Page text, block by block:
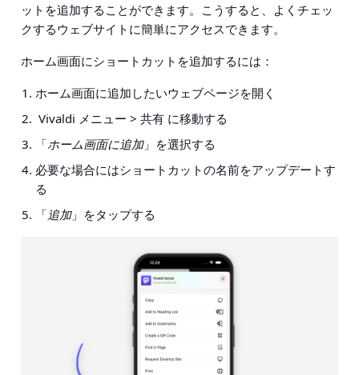
ットを追加することができます。こうすると、よくチェッ
クするウェブサイトに簡単にアクセスできます。
ホーム画面にショートカットを追加するには：
ホーム画面に追加したいウェブページを開く
Vivaldi メニュー > 共有 に移動する
「ホーム画面に追加」を選択する
必要な場合にはショートカットの名前をアップデートす
る
「追加」をタップする